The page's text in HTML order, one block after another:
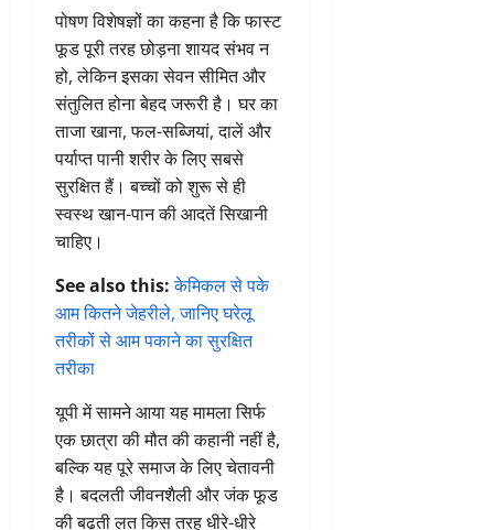
पोषण विशेषज्ञों का कहना है कि फास्ट
फूड पूरी तरह छोड़ना शायद संभव न
हो, लेकिन इसका सेवन सीमित और
संतुलित होना बेहद जरूरी है। घर का
ताजा खाना, फल-सब्जियां, दालें और
पर्याप्त पानी शरीर के लिए सबसे
सुरक्षित हैं। बच्चों को शुरू से ही
स्वस्थ खान-पान की आदतें सिखानी
चाहिए।
See also this: केमिकल से पके
आम कितने जेहरीले, जानिए घरेलू
तरीकों से आम पकाने का सुरक्षित
तरीका
यूपी में सामने आया यह मामला सिर्फ
एक छात्रा की मौत की कहानी नहीं है,
बल्कि यह पूरे समाज के लिए चेतावनी
है। बदलती जीवनशैली और जंक फूड
की बढ़ती लत किस तरह धीरे-धीरे